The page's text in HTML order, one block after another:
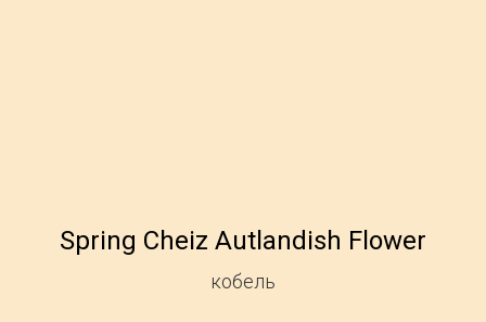
Spring Cheiz Autlandish Flower
кобель